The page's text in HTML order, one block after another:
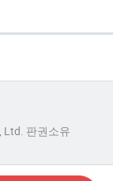
Ltd. 판권소유